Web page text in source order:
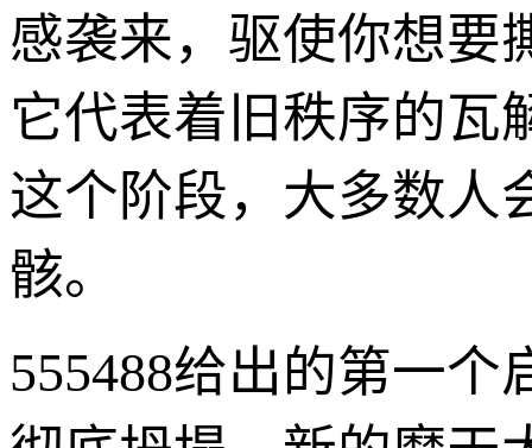
感袭来，驱使你想要
它代表着旧秩序的瓦
这个阶段，大多数人
骸。
555488给出的第一